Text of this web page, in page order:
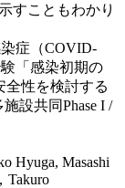
すこともわかり
症（COVID-
「感染初期の
全性を検討する
設共同Phase I /
Hyuga, Masashi
Takuro